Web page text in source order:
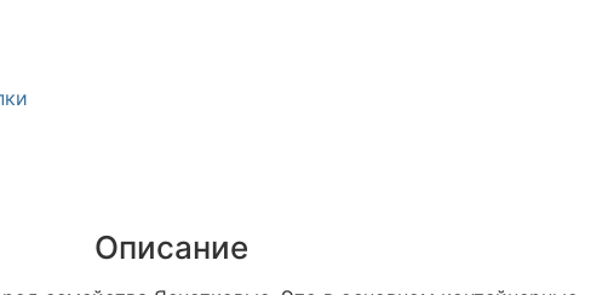
Описание